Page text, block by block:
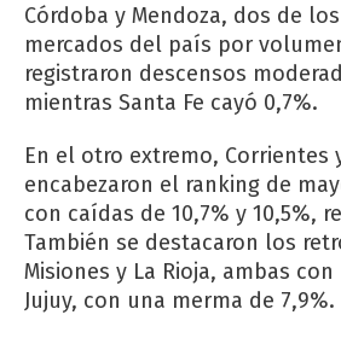
Córdoba y Mendoza, dos de
mercados del país por
registraron descensos
mientras Santa Fe cayó 0,7%.
En el otro extremo, Corrientes
encabezaron el ranking de
con caídas de 10,7% y 10,5%,
También se destacaron los
Misiones y La Rioja, ambas
Jujuy, con una merma de 7,9%.